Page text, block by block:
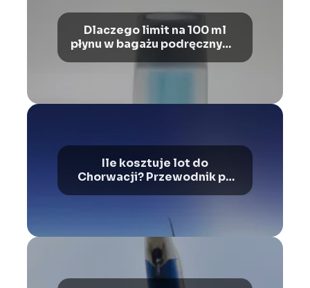
Dlaczego limit na 100 ml
płynu w bagażu podręcznym?
Ile kosztuje lot do
Chorwacji? Przewodnik po